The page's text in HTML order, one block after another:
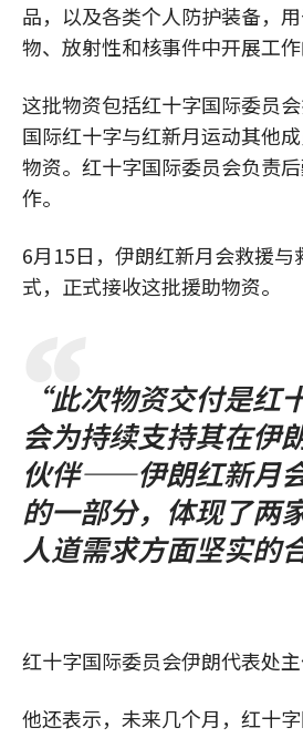
品，以及各类个人防护装备，
物、放射性和核事件中开展工作
这批物资包括红十字国际委员
国际红十字与红新月运动其他
物资。红十字国际委员会负责
作。
6月15日，伊朗红新月会救援与
式，正式接收这批援助物资。
“此次物资交付是红
会为持续支持其在伊
伙伴——伊朗红新月
的一部分，体现了两
人道需求方面坚实的
红十字国际委员会伊朗代表处主
他还表示，未来几个月，红十